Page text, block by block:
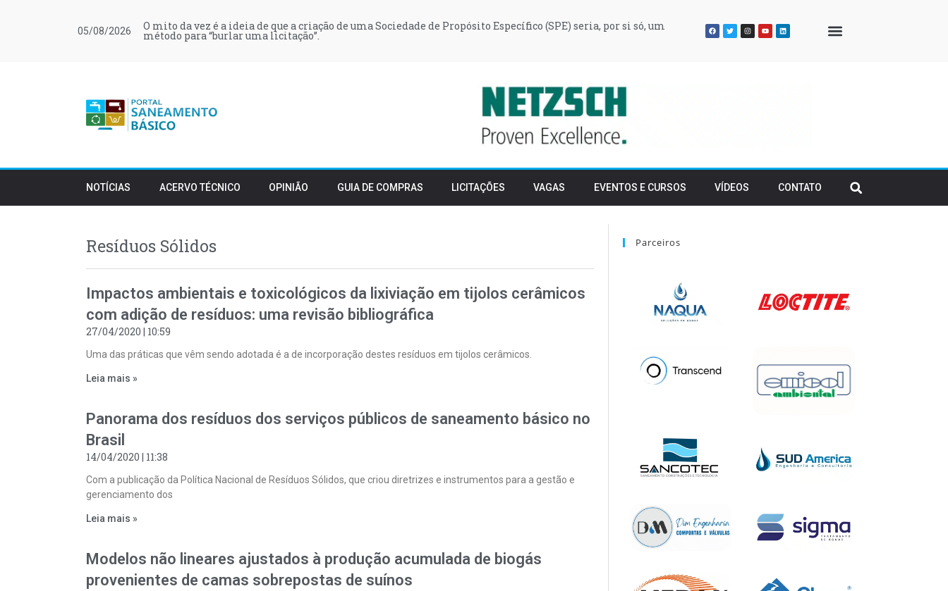
05/08/2026 O mito da vez é a ideia de que a criação de uma Sociedade de Propósito Específico (SPE) seria, por si só, um
método para “burlar uma licitação”.
NOTÍCIAS ACERVO TÉCNICO OPINIÃO GUIA DE COMPRAS LICITAÇÕES VAGAS EVENTOS E CURSOS VÍDEOS CONTATO
Resíduos Sólidos
Impactos ambientais e toxicológicos da lixiviação em tijolos cerâmicos
com adição de resíduos: uma revisão bibliográfica
27/04/2020 10:59
Uma das práticas que vêm sendo adotada é a de incorporação destes resíduos em tijolos cerâmicos.
Leia mais »
Panorama dos resíduos dos serviços públicos de saneamento básico no
Brasil
14/04/2020 11:38
Com a publicação da Política Nacional de Resíduos Sólidos, que criou diretrizes e instrumentos para a gestão e
gerenciamento dos
Leia mais »
Modelos não lineares ajustados à produção acumulada de biogás
provenientes de camas sobrepostas de suínos
Parceiros